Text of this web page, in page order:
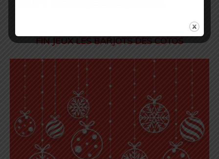
FIN JEUX LES BARJOTS DES COTOS